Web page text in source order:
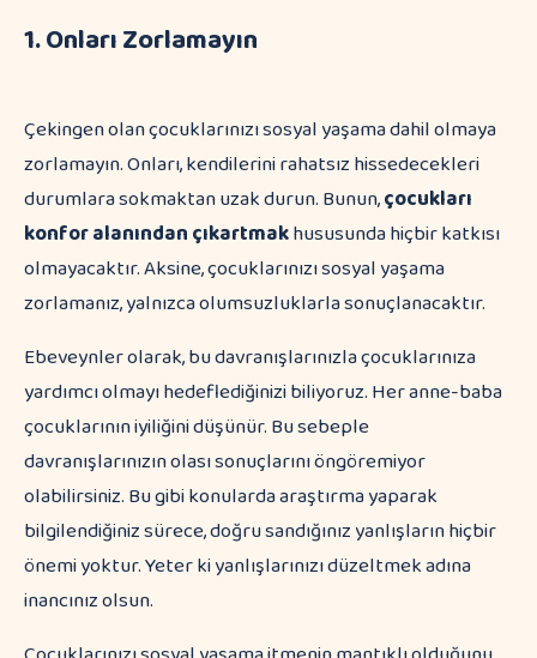
1. Onları Zorlamayın
Çekingen olan çocuklarınızı sosyal yaşama dahil olmaya
zorlamayın. Onları, kendilerini rahatsız hissedecekleri
durumlara sokmaktan uzak durun. Bunun,çocukları
konfor alanından çıkartmakhususunda hiçbir katkısı
olmayacaktır. Aksine, çocuklarınızı sosyal yaşama
zorlamanız, yalnızca olumsuzluklarla sonuçlanacaktır.
Ebeveynler olarak, bu davranışlarınızla çocuklarınıza
yardımcı olmayı hedeflediğinizi biliyoruz. Her anne-baba
çocuklarının iyiliğini düşünür. Bu sebeple
davranışlarınızın olası sonuçlarını öngöremiyor
olabilirsiniz. Bu gibi konularda araştırma yaparak
bilgilendiğiniz sürece, doğru sandığınız yanlışların hiçbir
önemi yoktur. Yeter ki yanlışlarınızı düzeltmek adına
inancınız olsun.